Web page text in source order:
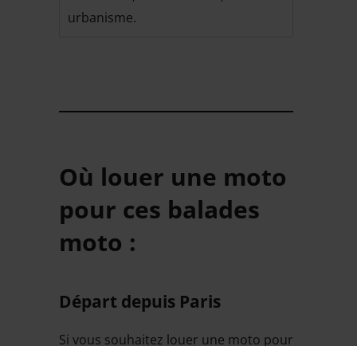
urbanisme.
Où louer une moto
pour ces balades
moto :
Départ depuis Paris
Si vous souhaitez louer une moto pour